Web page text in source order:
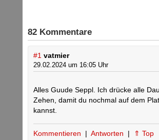
82 Kommentare
#1 vatmier
29.02.2024 um 16:05 Uhr
Alles Guude Seppl. Ich drücke alle
Zehen, damit du nochmal auf dem
kannst.
Kommentieren | Antworten | ⇑ Top